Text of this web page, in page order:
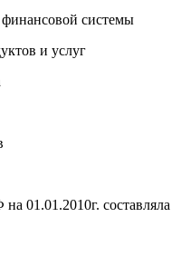
финансовой системы
и услуг
01.01.2010г. составляла